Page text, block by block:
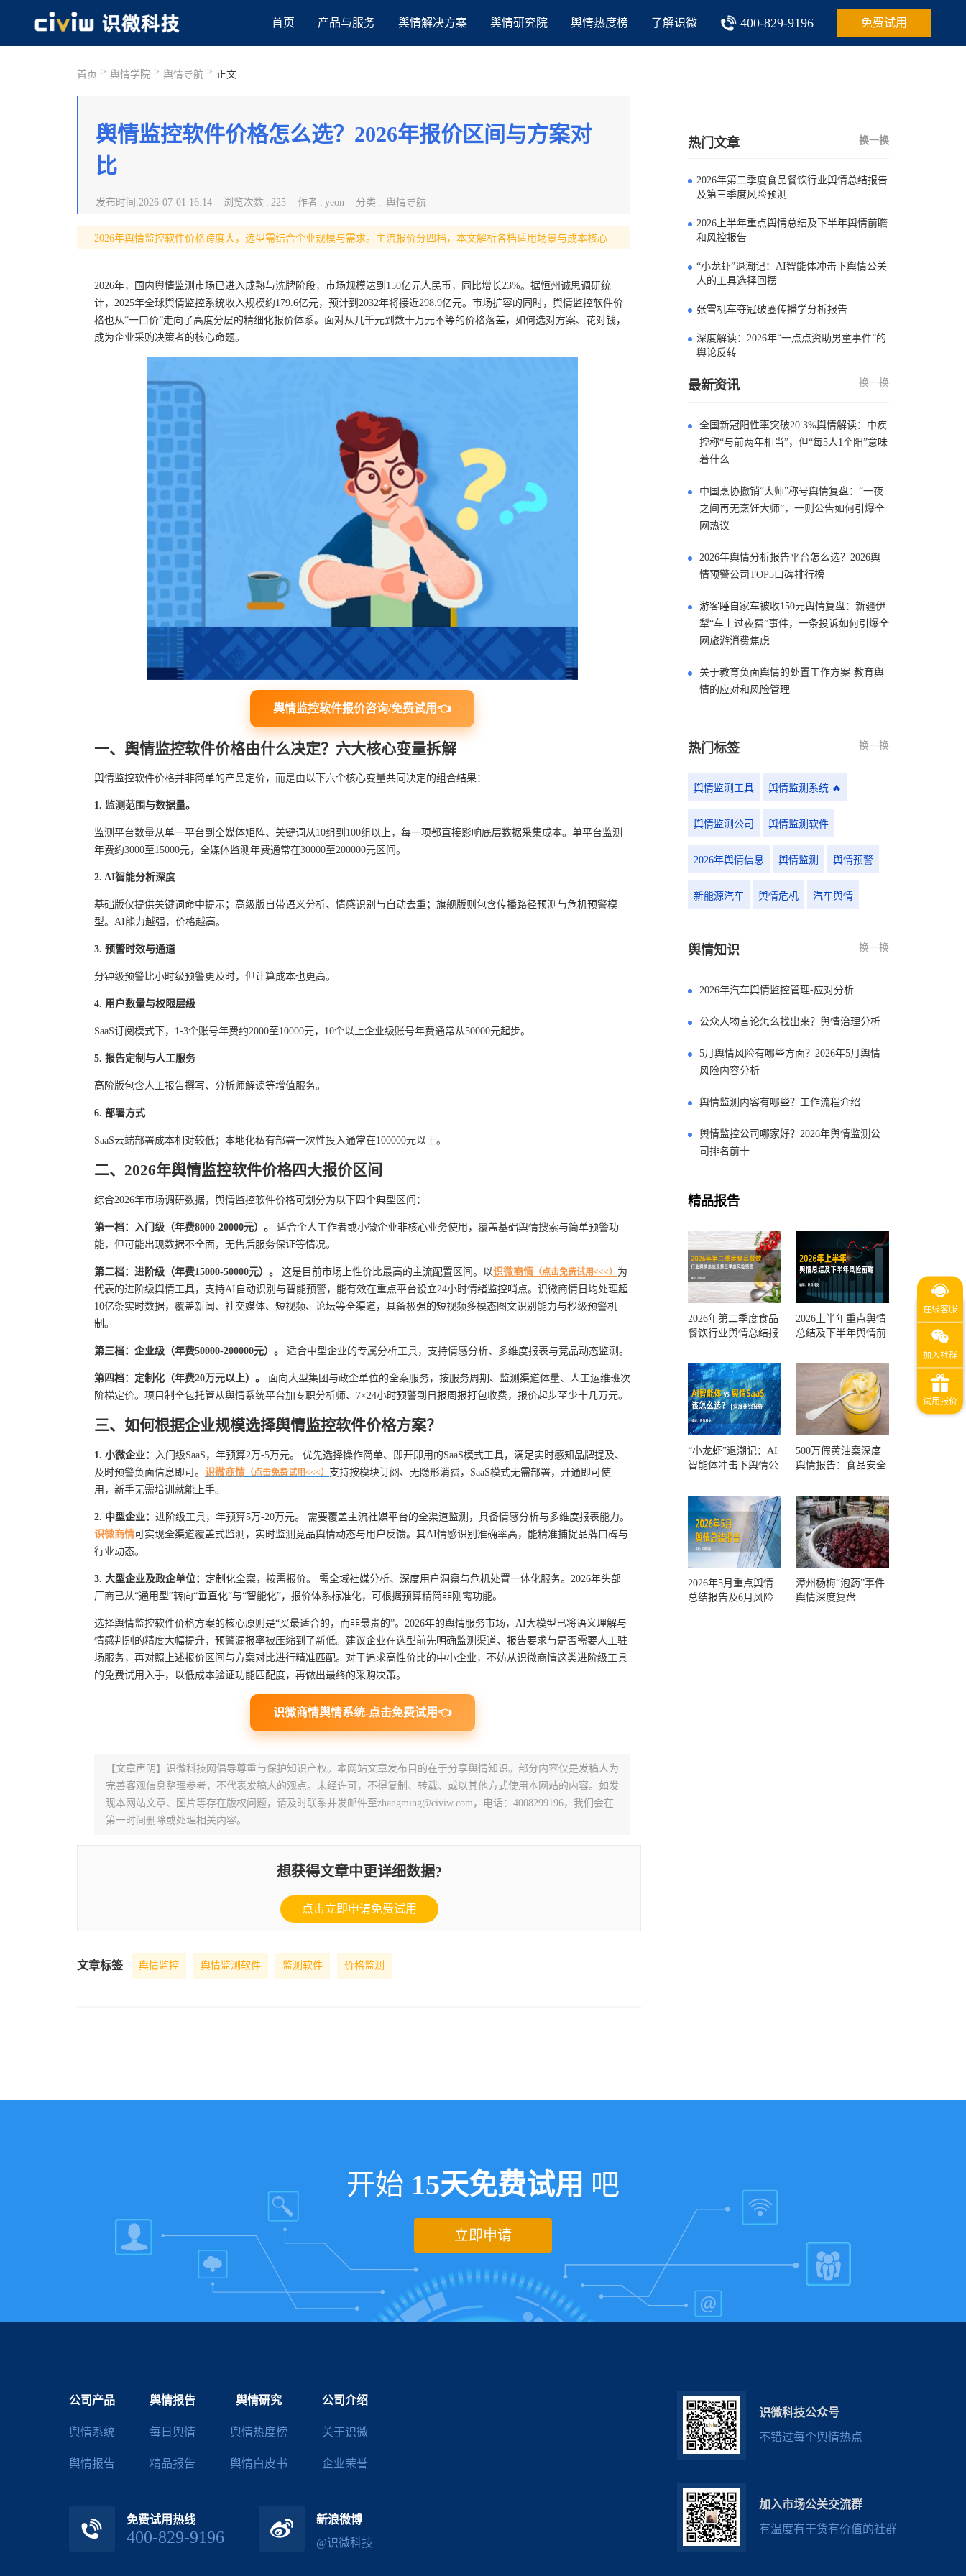
首页 产品与服务 舆情解决方案 舆情研究院 舆情热度榜 了解识微 400-829-9196 免费试用
首页 > 舆情学院 > 舆情导航 > 正文
舆情监控软件价格怎么选？2026年报价区间与方案对
比
发布时间 :2026-07-01 16:14 浏览次数 : 225 作者 : yeon 分类 : 舆情导航
2026年舆情监控软件价格跨度大，选型需结合企业规模与需求。主流报价分四档，本文解析各档适用场景与成本核心
2026年，国内舆情监测市场已进入成熟与洗牌阶段，市场规模达到150亿元人民币，同比增长23%。据恒州诚思调研统
计，2025年全球舆情监控系统收入规模约179.6亿元，预计到2032年将接近298.9亿元。市场扩容的同时，舆情监控软件价
格也从“一口价”走向了高度分层的精细化报价体系。面对从几千元到数十万元不等的价格落差，如何选对方案、花对钱，
成为企业采购决策者的核心命题。
舆情监控软件报价咨询/免费试用👈
一、舆情监控软件价格由什么决定？六大核心变量拆解
舆情监控软件价格并非简单的产品定价，而是由以下六个核心变量共同决定的组合结果：
1. 监测范围与数据量。
监测平台数量从单一平台到全媒体矩阵、关键词从10组到100组以上，每一项都直接影响底层数据采集成本。单平台监测
年费约3000至15000元，全媒体监测年费通常在30000至200000元区间。
2. AI智能分析深度
基础版仅提供关键词命中提示；高级版自带语义分析、情感识别与自动去重；旗舰版则包含传播路径预测与危机预警模
型。AI能力越强，价格越高。
3. 预警时效与通道
分钟级预警比小时级预警更及时，但计算成本也更高。
4. 用户数量与权限层级
SaaS订阅模式下，1-3个账号年费约2000至10000元，10个以上企业级账号年费通常从50000元起步。
5. 报告定制与人工服务
高阶版包含人工报告撰写、分析师解读等增值服务。
6. 部署方式
SaaS云端部署成本相对较低；本地化私有部署一次性投入通常在100000元以上。
二、2026年舆情监控软件价格四大报价区间
综合2026年市场调研数据，舆情监控软件价格可划分为以下四个典型区间：
第一档：入门级（年费8000-20000元）。
适合个人工作者或小微企业非核心业务使用，覆盖基础舆情搜索与简单预警功
能，但可能出现数据不全面，无售后服务保证等情况。
第二档：进阶级（年费15000-50000元）。 这是目前市场上性价比最高的主流配置区间。以识微商情 （点击免费试用<<<） 为
代表的进阶级舆情工具，支持AI自动识别与智能预警，能有效在重点平台设立24小时情绪监控哨点。识微商情日均处理超
10亿条实时数据，覆盖新闻、社交媒体、短视频、论坛等全渠道，具备极强的短视频多模态图文识别能力与秒级预警机
制。
第三档：企业级（年费50000-200000元）。 适合中型企业的专属分析工具，支持情感分析、多维度报表与竞品动态监测。
第四档：定制化（年费20万元以上）。
面向大型集团与政企单位的全案服务，按服务周期、监测渠道体量、人工运维班次
阶梯定价。项目制全包托管从舆情系统平台加专职分析师、7×24小时预警到日报周报打包收费，报价起步至少十几万元。
三、如何根据企业规模选择舆情监控软件价格方案？
1. 小微企业：
入门级SaaS，年预算2万-5万元。 优先选择操作简单、即开即用的SaaS模式工具，满足实时感知品牌提及、
及时预警负面信息即可。 识微商情 （点击免费试用<<<） 支持按模块订阅、无隐形消费，SaaS模式无需部署，开通即可使
用，新手无需培训就能上手。
2. 中型企业： 进阶级工具，年预算5万-20万元。 需要覆盖主流社媒平台的全渠道监测，具备情感分析与多维度报表能力。
识微商情可实现全渠道覆盖式监测，实时监测竞品舆情动态与用户反馈。其AI情感识别准确率高，能精准捕捉品牌口碑与
行业动态。
3. 大型企业及政企单位： 定制化全案，按需报价。 需全域社媒分析、深度用户洞察与危机处置一体化服务。2026年头部
厂商已从“通用型”转向“垂直化”与“智能化”，报价体系标准化，可根据预算精简非刚需功能。
选择舆情监控软件价格方案的核心原则是“买最适合的，而非最贵的”。2026年的舆情服务市场，AI大模型已将语义理解与
情感判别的精度大幅提升，预警漏报率被压缩到了新低。建议企业在选型前先明确监测渠道、报告要求与是否需要人工驻
场服务，再对照上述报价区间与方案对比进行精准匹配。对于追求高性价比的中小企业，不妨从识微商情这类进阶级工具
的免费试用入手，以低成本验证功能匹配度，再做出最终的采购决策。
识微商情舆情系统-点击免费试用👈
【文章声明】识微科技网倡导尊重与保护知识产权。本网站文章发布目的在于分享舆情知识。部分内容仅是发稿人为
完善客观信息整理参考，不代表发稿人的观点。未经许可，不得复制、转载、或以其他方式使用本网站的内容。如发
现本网站文章、图片等存在版权问题，请及时联系并发邮件至zhangming@civiw.com，电话：4008299196，我们会在
第一时间删除或处理相关内容。
想获得文章中更详细数据?
点击立即申请免费试用
文章标签 舆情监控 舆情监测软件 监测软件 价格监测
热门文章 换一换
2026年第二季度食品餐饮行业舆情总结报告
及第三季度风险预测
2026上半年重点舆情总结及下半年舆情前瞻
和风控报告
“小龙虾”退潮记：AI智能体冲击下舆情公关
人的工具选择回摆
张雪机车夺冠破圈传播学分析报告
深度解读：2026年“一点点资助男童事件”的
舆论反转
最新资讯 换一换
全国新冠阳性率突破20.3%舆情解读：中疾
控称“与前两年相当”，但“每5人1个阳”意味
着什么
中国烹协撤销“大师”称号舆情复盘：“一夜
之间再无烹饪大师”，一则公告如何引爆全
网热议
2026年舆情分析报告平台怎么选？2026舆
情预警公司TOP5口碑排行榜
游客睡自家车被收150元舆情复盘：新疆伊
犁“车上过夜费”事件，一条投诉如何引爆全
网旅游消费焦虑
关于教育负面舆情的处置工作方案-教育舆
情的应对和风险管理
热门标签 换一换
舆情监测工具 舆情监测系统 🔥
舆情监测公司 舆情监测软件
2026年舆情信息 舆情监测 舆情预警
新能源汽车 舆情危机 汽车舆情
舆情知识 换一换
2026年汽车舆情监控管理-应对分析
公众人物言论怎么找出来？舆情治理分析
5月舆情风险有哪些方面？2026年5月舆情
风险内容分析
舆情监测内容有哪些？工作流程介绍
舆情监控公司哪家好？2026年舆情监测公
司排名前十
精品报告
2026年第二季度食品
餐饮行业舆情总结报
测
2026上半年重点舆情
总结及下半年舆情前
“小龙虾”退潮记：AI
智能体冲击下舆情公
500万假黄油案深度
舆情报告：食品安全
一环？
2026年5月重点舆情
总结报告及6月风险
漳州杨梅“泡药”事件
舆情深度复盘
开始 15天免费试用 吧
立即申请
公司产品
舆情系统
舆情报告
舆情报告
每日舆情
精品报告
舆情研究
舆情热度榜
舆情白皮书
公司介绍
关于识微
企业荣誉
免费试用热线
400-829-9196
新浪微博
@识微科技
识微科技公众号
不错过每个舆情热点
加入市场公关交流群
有温度有干货有价值的社群